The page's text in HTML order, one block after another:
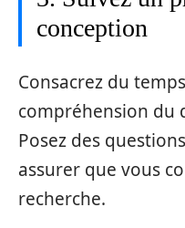
conception
Consacrez du
compréhension du
Posez des
assurer que vous
recherche.